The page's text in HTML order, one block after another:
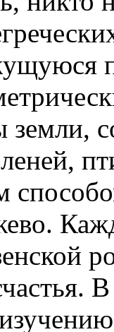
земли,